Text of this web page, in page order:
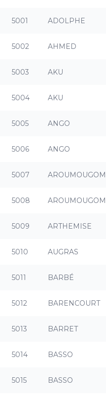
5001 ADOLPHE
5002 AHMED
5003 AKU
5004 AKU
5005 ANGO
5006 ANGO
5007 AROUMOUGOM
5008 AROUMOUGOM
5009 ARTHEMISE
5010 AUGRAS
5011 BARBÉ
5012 BARENCOURT
5013 BARRET
5014 BASSO
5015 BASSO